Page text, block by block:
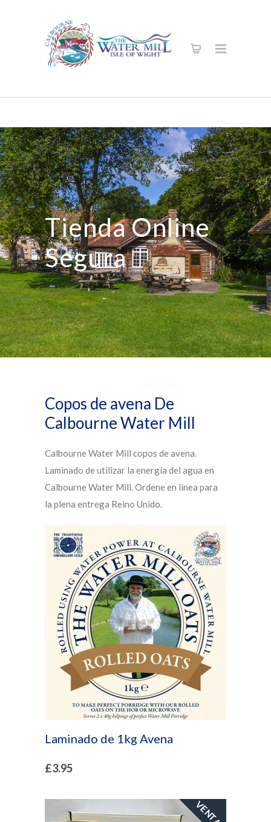
Tienda Online
Segura
Copos de avena De
Calbourne Water Mill
Calbourne Water Mill copos de avena.
Laminado de utilizar la energía del agua en
Calbourne Water Mill. Ordene en línea para
la plena entrega Reino Unido.
Laminado de 1kg Avena
£3.95
VENTA!